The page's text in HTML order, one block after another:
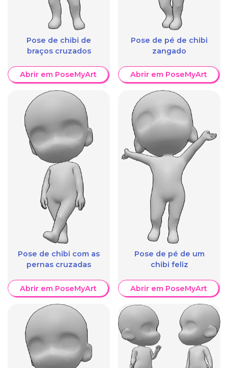
Pose de chibi de
braços cruzados
Abrir em PoseMyArt
Pose de chibi com as
pernas cruzadas
Abrir em PoseMyArt
Pose de pé de chibi
zangado
Abrir em PoseMyArt
Pose de pé de um
chibi feliz
Abrir em PoseMyArt